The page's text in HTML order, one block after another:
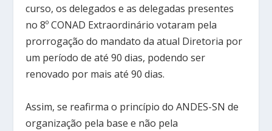
curso, os delegados e as delegadas presentes
no 8º CONAD Extraordinário votaram pela
prorrogação do mandato da atual Diretoria por
um período de até 90 dias, podendo ser
renovado por mais até 90 dias.
Assim, se reafirma o princípio do ANDES-SN de
organização pela base e não pela